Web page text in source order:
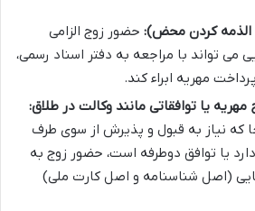
الذمه کردن محض): حضور زوج الزامی
می تواند با مراجعه به دفتر اسناد رسمی،
مهریه ابراء کند.
یا توافقاتی مانند وکالت در طلاق:
که نیاز به قبول و پذیرش از سوی طرف
یا توافق دوطرفه است، حضور زوج به
(اصل شناسنامه و اصل کارت ملی)